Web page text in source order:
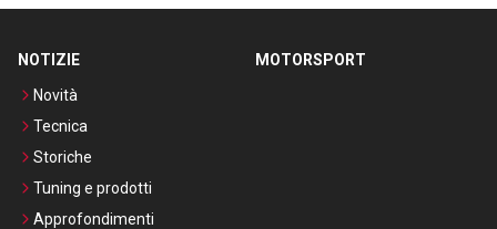
NOTIZIE
Novità
Tecnica
Storiche
Tuning e prodotti
Approfondimenti
MOTORSPORT